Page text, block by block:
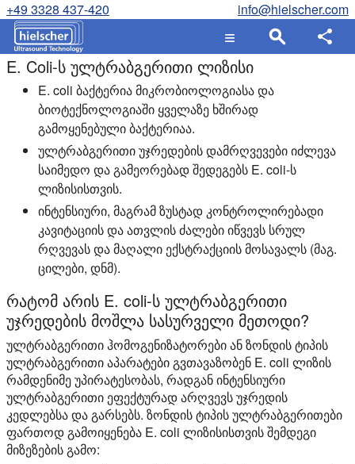
+49 3328 437-420 info@hielscher.com
E. Coli-ს ულტრაბგერითი ლიზისი
E. coli ბაქტერია მიკრობიოლოგიასა და
ბიოტექნოლოგიაში ყველაზე ხშირად
გამოყენებული ბაქტერიაა.
ულტრაბგერითი უჯრედების დამრღვევები იძლევა
საიმედო და გამეორებად შედეგებს E. coli-ს
ლიზისისთვის.
ინტენსიური, მაგრამ ზუსტად კონტროლირებადი
კავიტაციის და ათვლის ძალები იწვევს სრულ
რღვევას და მაღალი ექსტრაქციის მოსავალს (მაგ.
ცილები, დნმ).
რატომ არის E. coli-ს ულტრაბგერითი
უჯრედების მოშლა სასურველი მეთოდი?
ულტრაბგერითი ჰომოგენიზატორები ან ზონდის ტიპის
ულტრაბგერითი აპარატები გვთავაზობენ E. coli ლიზის
რამდენიმე უპირატესობას, რადგან ინტენსიური
ულტრაბგერითი ეფექტურად არღვევს უჯრედის
კედლებსა და გარსებს. ზონდის ტიპის ულტრაბგერითები
ფართოდ გამოიყენება E. coli ლიზისისთვის შემდეგი
მიზეზების გამო: